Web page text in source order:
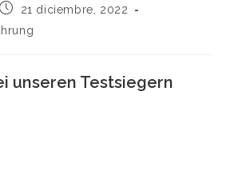
Publicación
21 diciembre, 2022
unseren Testsiegern